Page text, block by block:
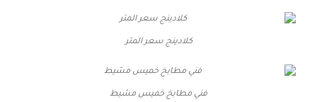
كلادينج سعر المتر
فني مطابخ خميس مشيط